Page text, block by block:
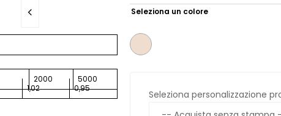
2000 5000
1,02 0,95
Seleziona un colore
Seleziona personalizzazione